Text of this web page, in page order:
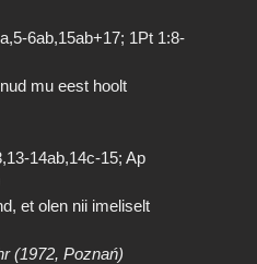
6ab,15ab+17; 1Pt 1:8-
mu eest hoolt
14ab,14c-15; Ap
et olen nii imeliselt
(1972, Poznań)